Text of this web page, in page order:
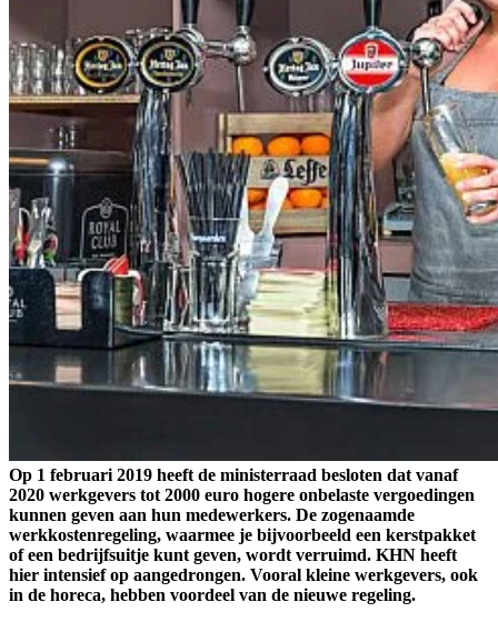
Op 1 februari 2019 heeft de ministerraad besloten dat vanaf
2020 werkgevers tot 2000 euro hogere onbelaste vergoedingen
kunnen geven aan hun medewerkers. De zogenaamde
werkkostenregeling, waarmee je bijvoorbeeld een kerstpakket
of een bedrijfsuitje kunt geven, wordt verruimd. KHN heeft
hier intensief op aangedrongen. Vooral kleine werkgevers, ook
in de horeca, hebben voordeel van de nieuwe regeling.